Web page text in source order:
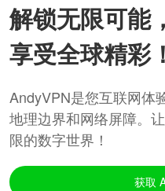
解锁无限可能，
享受全球精彩！
AndyVPN是您互联网体
地理边界和网络屏障。
限的数字世界！
获取